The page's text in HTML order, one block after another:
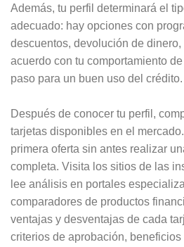
Además, tu perfil determinará el
adecuado: hay opciones con
descuentos, devolución de
acuerdo con tu comportamiento
paso para un buen uso del crédito.
Después de conocer tu perfil,
tarjetas disponibles en el
primera oferta sin antes realizar
completa. Visita los sitios de las
lee análisis en portales
comparadores de productos
ventajas y desventajas de cada
criterios de aprobación, beneficios